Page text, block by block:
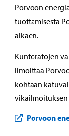
Porvoon
tuottamisesta
alkaen.
Kuntoratojen
ilmoittaa
kohtaan
vikailmoituksen
Porvoon